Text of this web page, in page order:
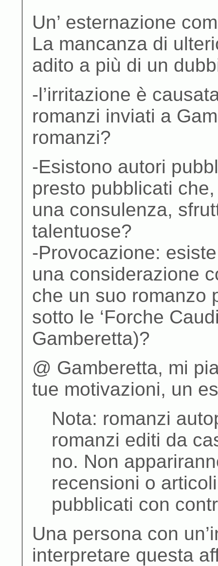
Un’ esternazione
La mancanza di
adito a più di un
-l’irritazione è
romanzi inviati a
romanzi?
-Esistono autori
presto pubblicati
una consulenza,
talentuose?
-Provocazione:
una considerazione
che un suo romanzo
sotto le ‘Forche
Gamberetta)?
@ Gamberetta, mi
tue motivazioni, un
Nota: romanzi
romanzi editi da
no. Non
recensioni o
pubblicati con
Una persona con
interpretare questa